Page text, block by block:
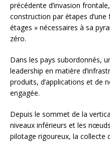
précédente d’invasion
construction par étapes
étages » nécessaires à sa
zéro.
Dans les pays subordonnés,
leadership en matière
produits, d’applications et de
engagée.
Depuis le sommet de la
niveaux inférieurs et les
pilotage rigoureux, la collecte